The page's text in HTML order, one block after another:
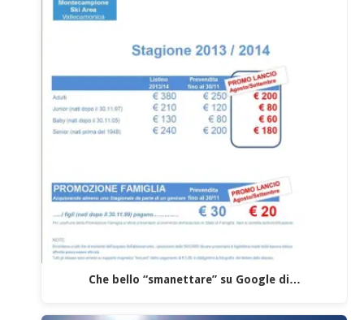
Che bello “smanettare” su Google di…